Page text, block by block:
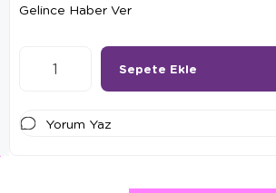
Gelince Haber Ver
Yorum Yaz